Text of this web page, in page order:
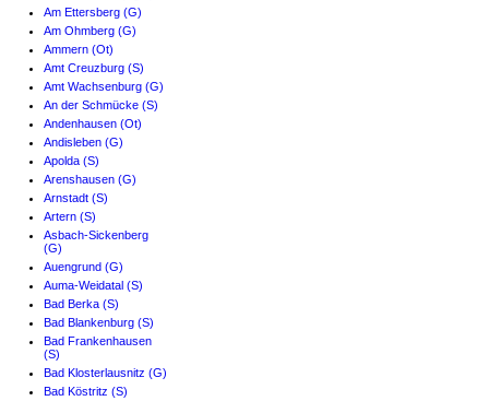
Am Ettersberg (G)
Am Ohmberg (G)
Ammern (Ot)
Amt Creuzburg (S)
Amt Wachsenburg (G)
An der Schmücke (S)
Andenhausen (Ot)
Andisleben (G)
Apolda (S)
Arenshausen (G)
Arnstadt (S)
Artern (S)
Asbach-Sickenberg
(G)
Auengrund (G)
Auma-Weidatal (S)
Bad Berka (S)
Bad Blankenburg (S)
Bad Frankenhausen
(S)
Bad Klosterlausnitz (G)
Bad Köstritz (S)